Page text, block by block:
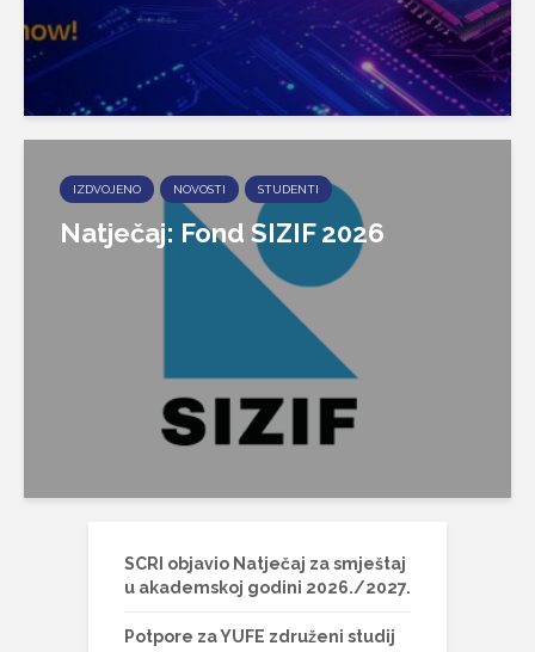
IZDVOJENO NOVOSTI STUDENTI
Natječaj: Fond SIZIF 2026
SCRI objavio Natječaj za smještaj
u akademskoj godini 2026./2027.
Potpore za YUFE združeni studij